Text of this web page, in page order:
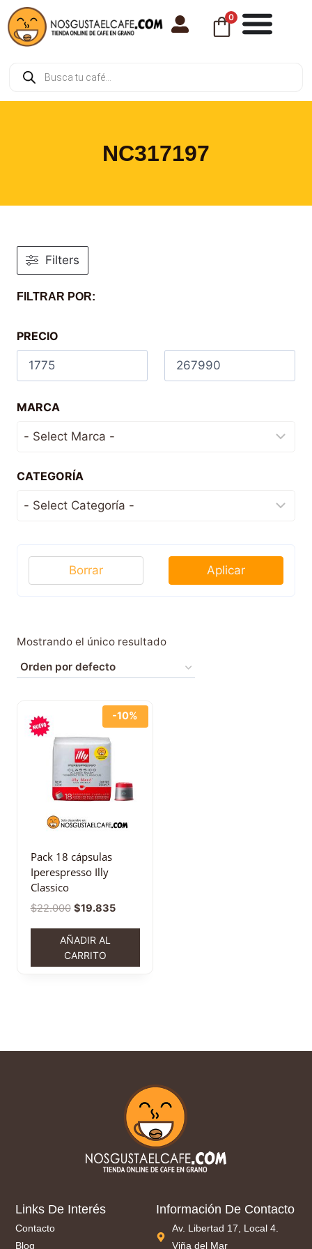
0
NC317197
Mostrando el único resultado
-10%
Pack 18 cápsulas
Iperespresso Illy
Classico
$22.000 $19.835
AÑADIR AL
CARRITO
Filters
FILTRAR POR:
PRECIO
MARCA
CATEGORÍA
Aplicar
Borrar
Links De Interés
Contacto
Blog
Información De Contacto
Av. Libertad 17, Local 4.
Viña del Mar